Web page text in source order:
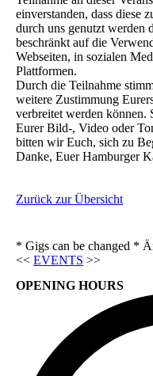
einverstanden, dass diese
durch uns genutzt werden
beschränkt auf die
Webseiten, in sozialen
Plattformen.
Durch die Teilnahme
weitere Zustimmung
verbreitet werden
Eurer Bild-, Video oder
bitten wir Euch, sich zu
Danke, Euer Hamburger
Zurück zur Übersicht
* Gigs can be changed *
<< EVENTS >>
OPENING HOURS